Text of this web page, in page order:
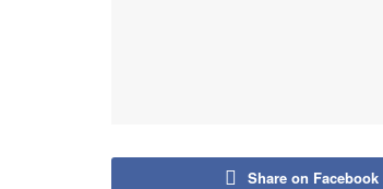
Share on Facebook